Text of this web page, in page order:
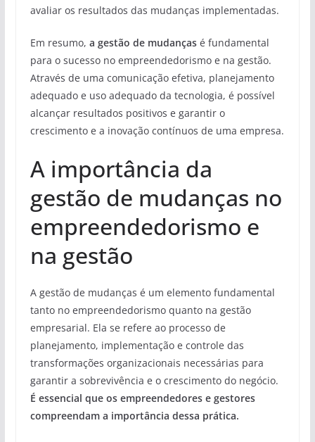
avaliar os resultados das mudanças implementadas.
Em resumo, a gestão de mudançasé fundamental
para o sucesso no empreendedorismo e na gestão.
Através de uma comunicação efetiva, planejamento
adequado e uso adequado da tecnologia, é possível
alcançar resultados positivos e garantir o
crescimento e a inovação contínuos de uma empresa.
A importância da
gestão de mudanças no
empreendedorismo e
na gestão
A gestão de mudanças é um elemento fundamental
tanto no empreendedorismo quanto na gestão
empresarial. Ela se refere ao processo de
planejamento, implementação e controle das
transformações organizacionais necessárias para
garantir a sobrevivência e o crescimento do negócio.
É essencial que os empreendedores e gestores
compreendam a importância dessa prática.